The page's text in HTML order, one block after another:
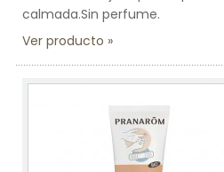
calmada.Sin perfume.
Ver producto